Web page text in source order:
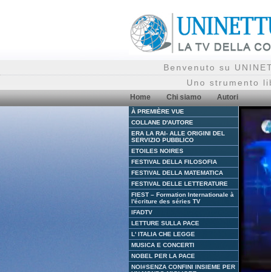
Benvenuto su
Uno strumento
Home Chi siamo Autori
À PREMIÈRE VUE
COLLANE D'AUTORE
ERA LA RAI- ALLE ORIGINI DEL
SERVIZIO PUBBLICO
ETOILES NOIRES
FESTIVAL DELLA FILOSOFIA
FESTIVAL DELLA MATEMATICA
FESTIVAL DELLE LETTERATURE
FIEST – Formation Internationale à
l'écriture des séries TV
IFADTV
LETTURE SULLA PACE
L' ITALIA CHE LEGGE
MUSICA E CONCERTI
NOBEL PER LA PACE
NOI#SENZA CONFINI INSIEME PER